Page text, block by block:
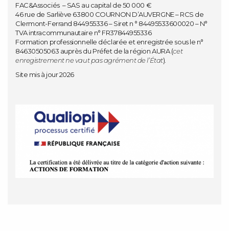
FAC&Associés – SAS au capital de 50 000 €
46 rue de Sarliève 63800 COURNON D’AUVERGNE – RCS de
Clermont-Ferrand 844955336 – Siret n ° 84495533600020 – N°
TVA intracommunautaire n° FR37844955336
Formation professionnelle déclarée et enregistrée sous le n°
84630505063 auprès du Préfet de la région AURA (cet
enregistrement ne vaut pas agrément de l’État).
Site mis à jour 2026